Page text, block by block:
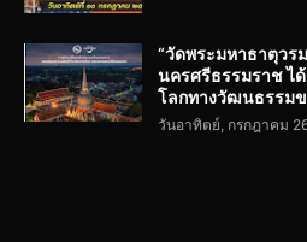
“วัดพระมหาธาตุวร
นครศรีธรรมราช ไ
โลกทางวัฒนธรรมข
วันอาทิตย์, กรกฎาคม